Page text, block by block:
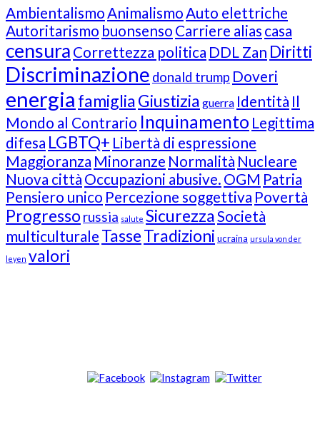
Ambientalismo Animalismo Auto elettriche
Autoritarismo buonsenso Carriere alias casa
censura Correttezza politica DDL Zan Diritti
Discriminazione donald trump Doveri
energia famigliaGiustizia guerra Identità Il
Mondo al Contrario Inquinamento Legittima
difesa LGBTQ+ Libertà di espressione
Maggioranza Minoranze Normalità Nucleare
Nuova città Occupazioni abusive. OGM Patria
Pensiero unico Percezione soggettiva Povertà
Progresso russia salute SicurezzaSocietà
multiculturale TasseTradizioni ucraina ursula von der
leyen valori